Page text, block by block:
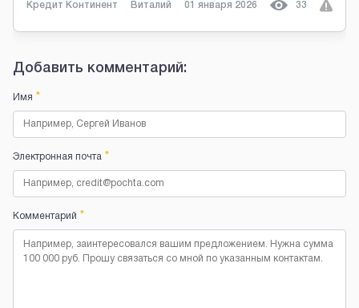
Кредит Континент Виталий 01 января 2026 33
Добавить комментарий:
Имя *
Электронная почта *
Комментарий *